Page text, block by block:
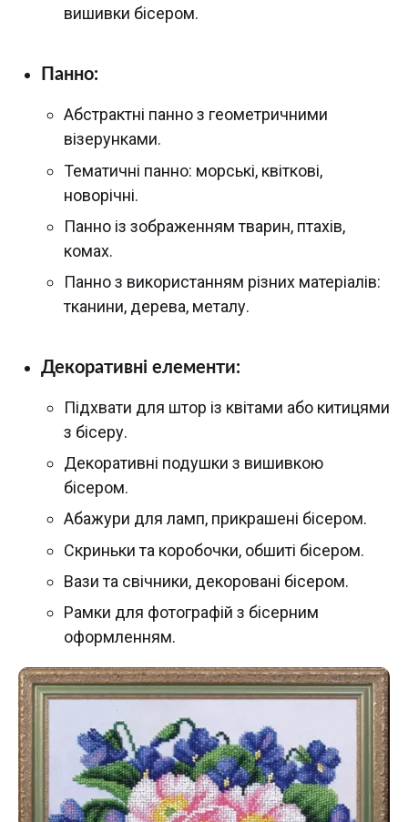
вишивки бісером.
Панно:
Абстрактні панно з геометричними
візерунками.
Тематичні панно: морські, квіткові,
новорічні.
Панно із зображенням тварин, птахів,
комах.
Панно з використанням різних матеріалів:
тканини, дерева, металу.
Декоративні елементи:
Підхвати для штор із квітами або китицями
з бісеру.
Декоративні подушки з вишивкою
бісером.
Абажури для ламп, прикрашені бісером.
Скриньки та коробочки, обшиті бісером.
Вази та свічники, декоровані бісером.
Рамки для фотографій з бісерним
оформленням.